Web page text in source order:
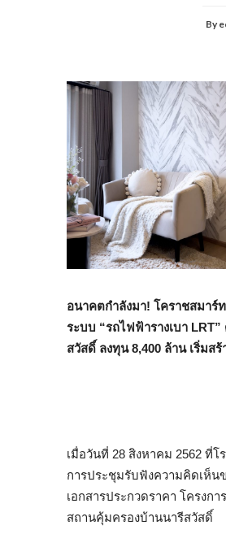
By
อนาคตกำลังมา! โคราชสมาร์
ระบบ “รถไฟฟ้ารางเบา
สวัสดิ์ ลงทุน 8,400 ล้าน เริ่ม
เมื่อวันที่ 28 สิงหาคม 2562 ที่
การประชุมรับฟังความคิดเห็น
เอกสารประกวดราคา โครงก
สถานคุ้มครองบ้านนารีสวัสดิ์